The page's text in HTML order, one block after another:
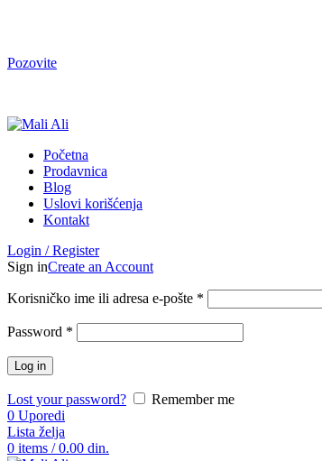
Pozovite
Početna
Prodavnica
Blog
Uslovi korišćenja
Kontakt
Login / Register
Sign inCreate an Account
Korisničko ime ili adresa e-pošte *
Password *
Log in
Lost your password?
Remember me
0 Uporedi
Lista želja
0 items / 0.00 din.